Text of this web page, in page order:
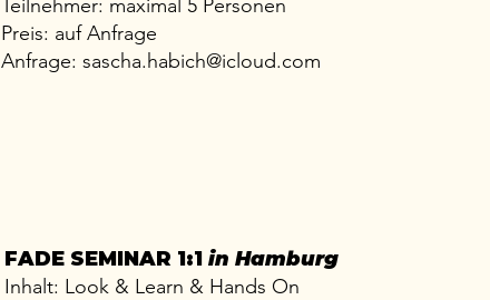
FADE SEMINAR 1:1 in Hamburg
Inhalt: Look & Learn & Hands On
Teilnehmer: maximal 5 Personen
Preis: auf Anfrage
Anfrage:sascha.habich@icloud.com